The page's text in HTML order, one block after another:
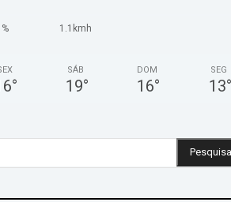
1.1kmh
°
SÁB
19°
DOM
16°
SEG
13°